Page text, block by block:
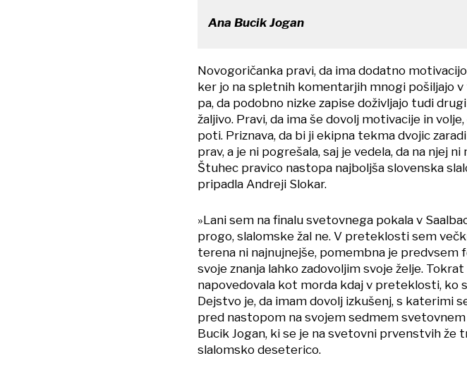
Ana Bucik Jogan
Novogoričanka pravi, da ima dodatno
ker jo na spletnih komentarjih mnogi pošiljajo
pa, da podobno nizke zapise doživljajo tudi
žaljivo. Pravi, da ima še dovolj motivacije in
poti. Priznava, da bi ji ekipna tekma dvojic
prav, a je ni pogrešala, saj je vedela, da na njej
Štuhec pravico nastopa najboljša slovenska
pripadla Andreji Slokar.
»Lani sem na finalu svetovnega pokala v
progo, slalomske žal ne. V preteklosti sem
terena ni najnujnejše, pomembna je predvsem
svoje znanja lahko zadovoljim svoje želje.
napovedovala kot morda kdaj v preteklosti, ko
Dejstvo je, da imam dovolj izkušenj, s katerimi
pred nastopom na svojem sedmem
Bucik Jogan, ki se je na svetovni prvenstvih
slalomsko deseterico.